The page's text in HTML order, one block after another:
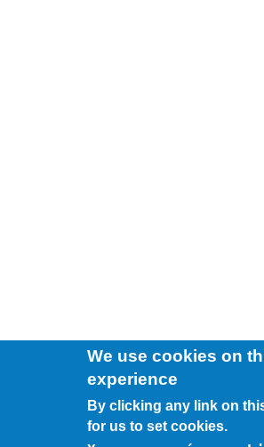
We use cookies on
experience
By clicking any link on
for us to set cookies.